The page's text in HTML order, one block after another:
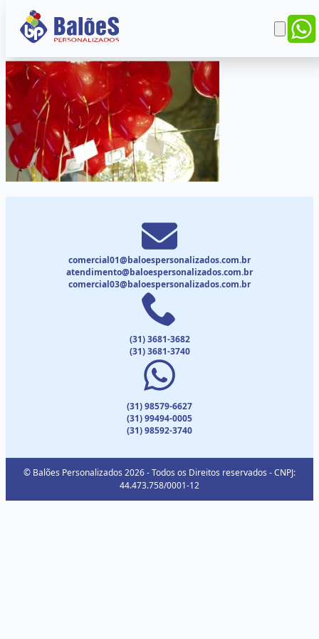
comercial01@baloespersonalizados.com.br
atendimento@baloespersonalizados.com.br
comercial03@baloespersonalizados.com.br
(31) 3681-3682
(31) 3681-3740
(31) 98579-6627
(31) 99494-0005
(31) 98592-3740
© Balões Personalizados 2026 - Todos os Direitos reservados - CNPJ:
44.473.758/0001-12